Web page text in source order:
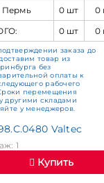
Пермь
0 шт
0
0 шт 0
заказа до
товар из
без
оплаты к
рабочего
перемещения
другими складами
у менеджеров.
Valtec
1
Купить